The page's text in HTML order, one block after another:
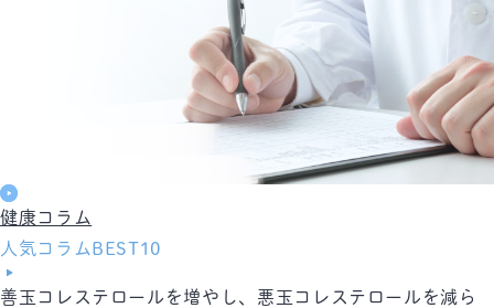
健康コラム
人気コラムBEST10
善玉コレステロールを増やし、悪玉コレステロールを減ら